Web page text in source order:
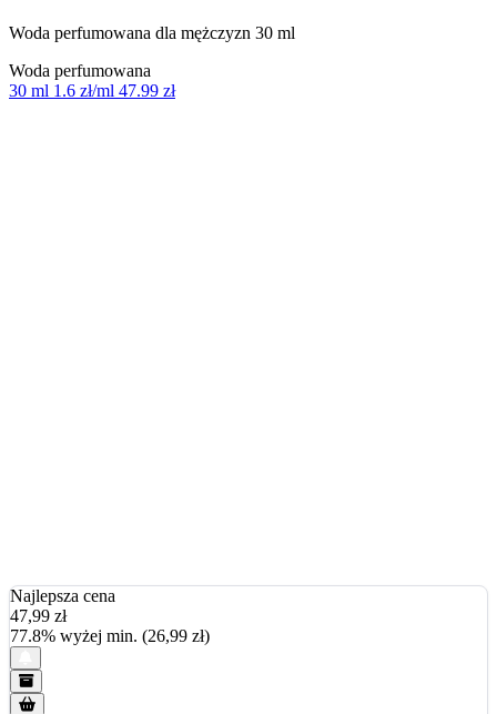
Woda perfumowana dla mężczyzn 30 ml
Woda perfumowana
30 ml 1.6 zł/ml 47.99 zł
Najlepsza cena
47,99 zł
77.8% wyżej min. (26,99 zł)